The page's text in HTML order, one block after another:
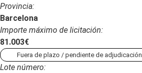
Provincia:
Barcelona
Importe máximo de licitación:
81.003€
Fuera de plazo / pendiente de adjudicación
Lote número: